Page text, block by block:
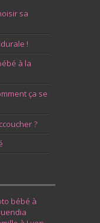
sa
!
à la
ça se
?
bébé à